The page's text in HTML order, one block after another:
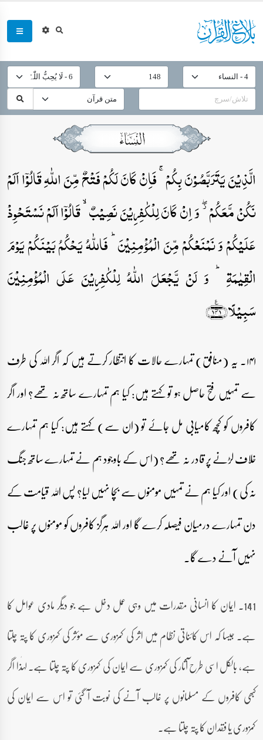
الَّذِیۡنَ یَتَرَبَّصُوۡنَ بِکُمۡ ۚ فَاِنۡ کَانَ لَکُمۡ فَتۡحٌ مِّنَ اللّٰہِ قَالُوۡۤا اَلَمۡ
نَکُنۡ مَّعَکُمۡ ۫ۖ وَ اِنۡ کَانَ لِلۡکٰفِرِیۡنَ نَصِیۡبٌ ۙ قَالُوۡۤا اَلَمۡ نَسۡتَحۡوِذۡ
عَلَیۡکُمۡ وَ نَمۡنَعۡکُمۡ مِّنَ الۡمُؤۡمِنِیۡنَ ؕ فَاللّٰہُ یَحۡکُمُ بَیۡنَکُمۡ یَوۡمَ
الۡقِیٰمَۃِ ؕ وَ لَنۡ یَّجۡعَلَ اللّٰہُ لِلۡکٰفِرِیۡنَ عَلَی الۡمُؤۡمِنِیۡنَ
سَبِیۡلًا﴿۱۴۱﴾٪
۱۴۱۔ یہ (منافق) تمہارے حالات کا انتظار کرتے ہیں کہ اگر اللہ کی طرف
سے تمہیں فتح حاصل ہو تو کہتے ہیں: کیا ہم تمہارے ساتھ نہ تھے؟ اور اگر
کافروں کو کچھ کامیابی مل جائے تو (ان سے) کہتے ہیں: کیا ہم تمہارے
خلاف لڑنے پر قادر نہ تھے؟ (اس کے باوجود ہم نے تمہارے ساتھ جنگ
نہ کی) اور کیا ہم نے تمہیں مومنوں سے بچا نہیں لیا؟ پس اللہ قیامت کے
دن تمہارے درمیان فیصلہ کرے گا اور اللہ ہرگز کافروں کو مومنوں پر غالب
نہیں آنے دے گا۔
141۔ ایمان کا انسانی مقدرات میں وہی عمل دخل ہے جو دیگر مادی عوامل کا
ہے۔ جیسا کہ اس کائناتی نظام میں اثر کی کمزوری سے مؤثر کی کمزوری کا پتہ چلتا
ہے، بالکل اسی طرح آثار کی کمزوری سے ایمان کی کمزوری کا پتہ چلتا ہے۔ لہٰذا اگر
کبھی کافروں کے مسلمانوں پر غالب آنے کی نوبت آ گئی تو اس سے ایمان کی
کمزوری یا فقدان کا پتہ چلتا ہے۔